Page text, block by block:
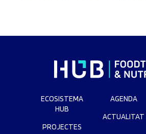
ECOSISTEMA
HUB
PROJECTES
AGENDA
ACTUALITAT